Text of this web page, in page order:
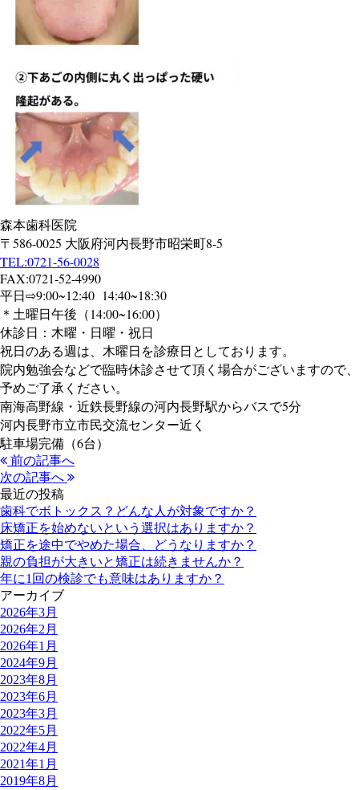
森本歯科医院
〒586-0025 大阪府河内長野市昭栄町8-5
TEL:0721-56-0028
FAX:0721-52-4990
平日⇨9:00~12:40 14:40~18:30
＊土曜日午後（14:00~16:00）
休診日：木曜・日曜・祝日
祝日のある週は、木曜日を診療日としております。
院内勉強会などで臨時休診させて頂く場合がございますので、
予めご了承ください。
南海高野線・近鉄長野線の河内長野駅からバスで5分
河内長野市立市民交流センター近く
駐車場完備（6台）
前の記事へ
次の記事へ
最近の投稿
歯科でボトックス？どんな人が対象ですか？
床矯正を始めないという選択はありますか？
矯正を途中でやめた場合、どうなりますか？
親の負担が大きいと矯正は続きませんか？
年に1回の検診でも意味はありますか？
アーカイブ
2026年3月
2026年2月
2026年1月
2024年9月
2023年8月
2023年6月
2023年3月
2022年5月
2022年4月
2021年1月
2019年8月